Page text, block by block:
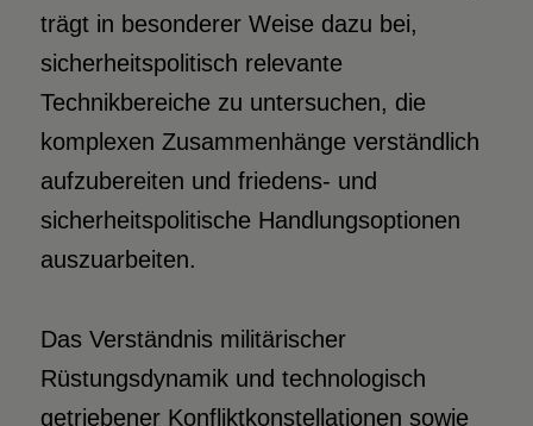
trägt in besonderer Weise dazu bei,
sicherheitspolitisch relevante
Technikbereiche zu untersuchen, die
komplexen Zusammenhänge verständlich
aufzubereiten und friedens- und
sicherheitspolitische Handlungsoptionen
auszuarbeiten.
Das Verständnis militärischer
Rüstungsdynamik und technologisch
getriebener Konfliktkonstellationen sowie